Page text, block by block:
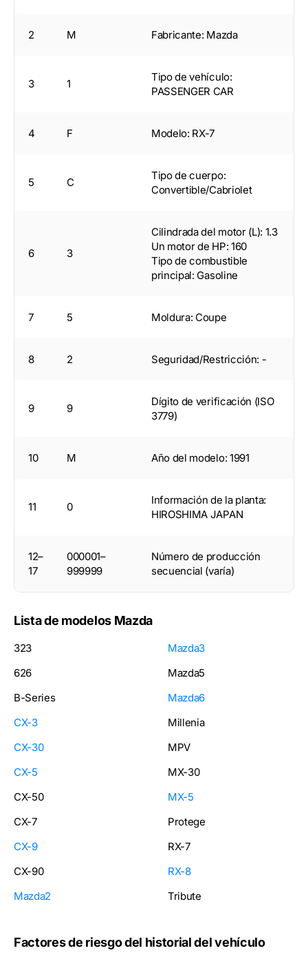
2 M Fabricante: Mazda
3 1
Tipo de vehículo:
PASSENGER CAR
4 F Modelo: RX-7
5 C
Tipo de cuerpo:
Convertible/Cabriolet
6 3
Cilindrada del motor (L): 1.3
Un motor de HP: 160
Tipo de combustible
principal: Gasoline
7 5 Moldura: Coupe
8 2 Seguridad/Restricción: -
9 9
Dígito de verificación (ISO
3779)
10 M Año del modelo: 1991
11 0
Información de la planta:
HIROSHIMA JAPAN
12–
17
000001–
999999
Número de producción
secuencial (varía)
Lista de modelos Mazda
323
626
B-Series
CX-3
CX-30
CX-5
CX-50
CX-7
CX-9
CX-90
Mazda2
Mazda3
Mazda5
Mazda6
Millenia
MPV
MX-30
MX-5
Protege
RX-7
RX-8
Tribute
Factores de riesgo del historial del vehículo